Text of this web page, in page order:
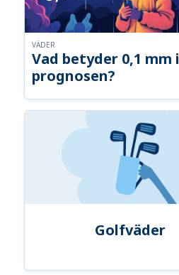
Vad betyder 0,1 mm i
prognosen?
VÄDER
Golfväder